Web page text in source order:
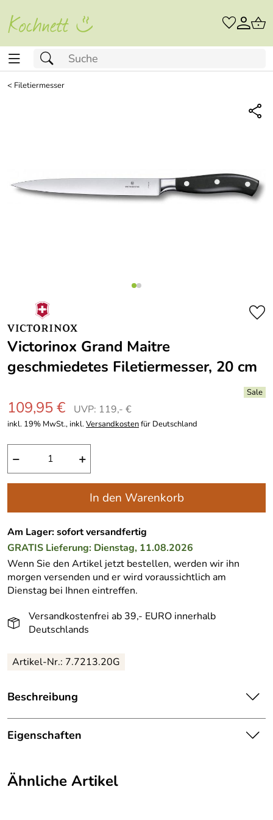
< Filetiermesser
Victorinox Grand Maitre
geschmiedetes Filetiermesser, 20 cm
109,95 € UVP: 119,- €
inkl. 19% MwSt., inkl.Versandkostenfür Deutschland
− +
In den Warenkorb
Am Lager: sofort versandfertig
GRATIS Lieferung: Dienstag, 11.08.2026
Wenn Sie den Artikel jetzt bestellen, werden wir ihn
morgen versenden und er wird voraussichtlich am
Dienstag bei Ihnen eintreffen.
Versandkostenfrei ab 39,- EURO innerhalb
Deutschlands
Artikel-Nr.: 7.7213.20G
Beschreibung
Victorinox Grand Maitre geschmiedetes Filetiermesser, 20
cm.
Victorinox verfügt über eine geschmiedete, robuste
Klinge, die perfekt ausbalanciert ist und nahtlos in den
Eigenschaften
Kunststoff (POM)
Ähnliche Artikel